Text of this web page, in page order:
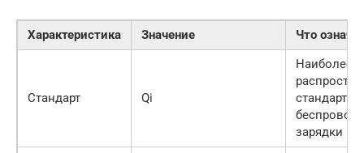
Характеристика Значение Что
Стандарт Qi
Наиболее
стандарт
зарядки